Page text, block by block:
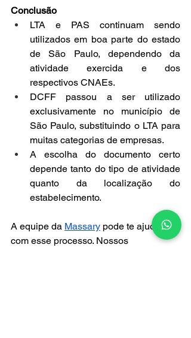
Conclusão
LTA e PAS continuam sendo
utilizados em boa parte do estado
de São Paulo, dependendo da
atividade exercida e dos
respectivos CNAEs.
DCFF passou a ser utilizado
exclusivamente no município de
São Paulo, substituindo o LTA para
muitas categorias de empresas.
A escolha do documento certo
depende tanto do tipo de atividade
quanto da localização do
estabelecimento.
A equipe da Massary pode te ajudar
com esse processo. Nossos